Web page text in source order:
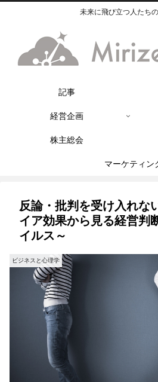
未来に飛び立つ人たち
記事
経営企画
株主総会
マーケティン
反論・批判を受け入れな
イア効果から見る経営判
イルス～
ビジネスと心理学